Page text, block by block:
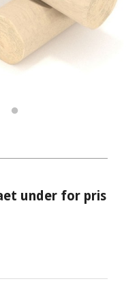
under for pris